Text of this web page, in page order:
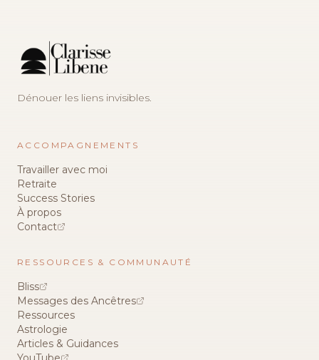
Dénouer les liens invisibles.
ACCOMPAGNEMENTS
Travailler avec moi
Retraite
Success Stories
À propos
Contact
RESSOURCES & COMMUNAUTÉ
Bliss
Messages des Ancêtres
Ressources
Astrologie
Articles & Guidances